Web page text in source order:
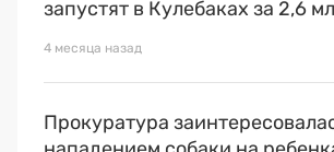
запустят в Кулебаках за 2,6
4 месяца назад
Прокуратура